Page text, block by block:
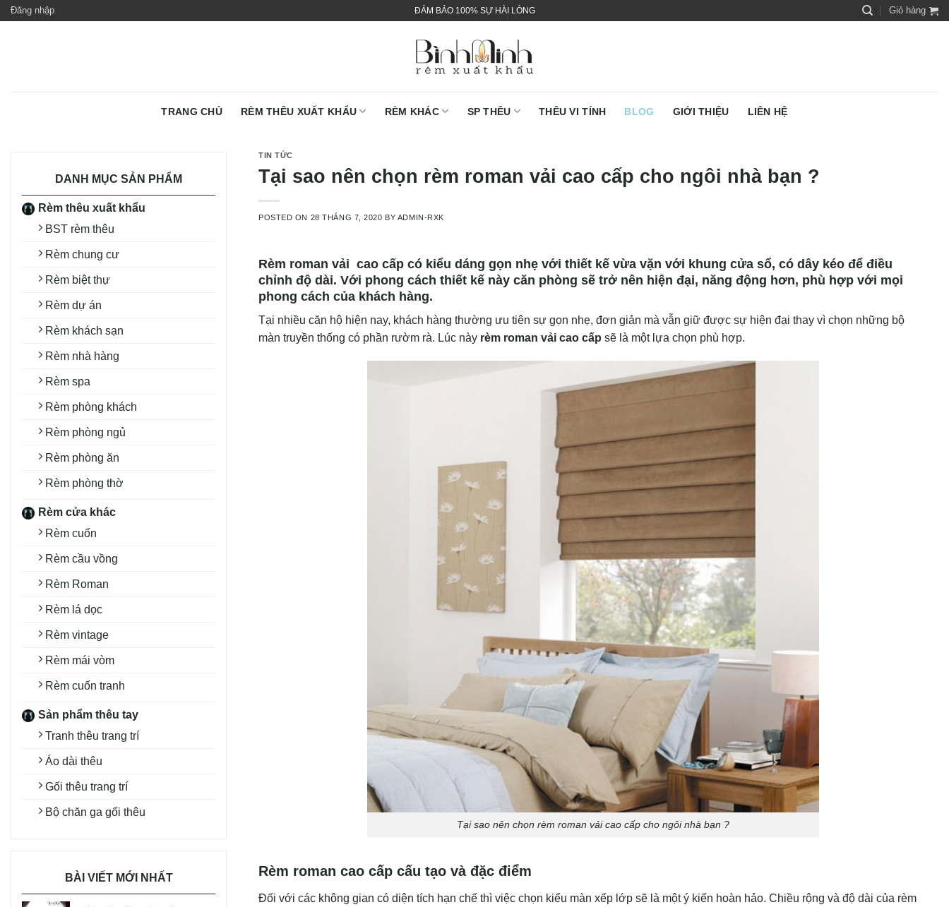
SkipĐăng nhập ĐẢM BẢO 100% SỰ HÀI LÒNG Giỏ hàng
TRANG CHỦ RÈM THÊU XUẤT KHẨU RÈM KHÁC SP THÊU THÊU VI TÍNH BLOG GIỚI THIỆU LIÊN HỆ
DANH MỤC SẢN PHẨM
Rèm thêu xuất khẩu
BST rèm thêu
Rèm chung cư
Rèm biệt thự
Rèm dự án
Rèm khách sạn
Rèm nhà hàng
Rèm spa
Rèm phòng khách
Rèm phòng ngủ
Rèm phòng ăn
Rèm phòng thờ
Rèm cửa khác
Rèm cuốn
Rèm cầu vồng
Rèm Roman
Rèm lá dọc
Rèm vintage
Rèm mái vòm
Rèm cuốn tranh
Sản phẩm thêu tay
Tranh thêu trang trí
Áo dài thêu
Gối thêu trang trí
Bộ chăn ga gối thêu
BÀI VIẾT MỚI NHẤT
TIN TỨC
Tại sao nên chọn rèm roman vải cao cấp cho ngôi nhà bạn ?
POSTED ON 28 THÁNG 7, 2020 BY ADMIN-RXK
Rèm roman vải cao cấp có kiểu dáng gọn nhẹ với thiết kế vừa vặn với khung cửa sổ, có dây kéo để điều
chỉnh độ dài. Với phong cách thiết kế này căn phòng sẽ trở nên hiện đại, năng động hơn, phù hợp với mọi
phong cách của khách hàng.
Tại nhiều căn hộ hiện nay, khách hàng thường ưu tiên sự gọn nhẹ, đơn giản mà vẫn giữ được sự hiện đại thay vì chọn những bộ
màn truyền thống có phần rườm rà. Lúc này rèm roman vải cao cấp sẽ là một lựa chọn phù hợp.
Tại sao nên chọn rèm roman vải cao cấp cho ngôi nhà bạn ?
Rèm roman cao cấp cấu tạo và đặc điểm
Đối với các không gian có diện tích hạn chế thì việc chọn kiểu màn xếp lớp sẽ là một ý kiến hoàn hảo. Chiều rộng và độ dài của rèm